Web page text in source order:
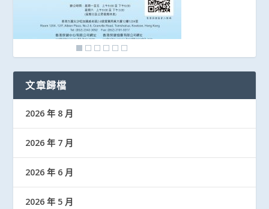
文章歸檔
2026 年 8 月
2026 年 7 月
2026 年 6 月
2026 年 5 月